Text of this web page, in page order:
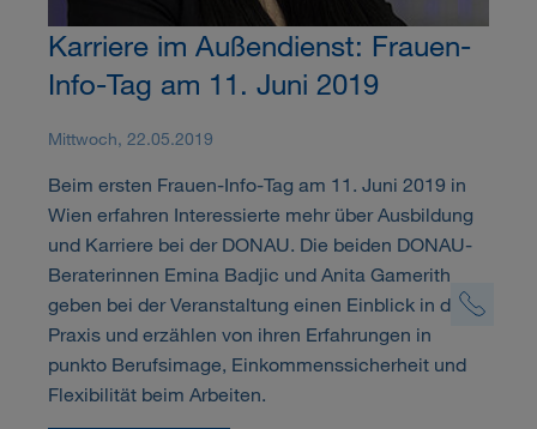
Karriere im Außendienst: Frauen-
Info-Tag am 11. Juni 2019
Mittwoch, 22.05.2019
Beim ersten Frauen-Info-Tag am 11. Juni 2019 in
Wien erfahren Interessierte mehr über Ausbildung
und Karriere bei der DONAU. Die beiden DONAU-
Beraterinnen Emina Badjic und Anita Gamerith
geben bei der Veranstaltung einen Einblick in die
Praxis und erzählen von ihren Erfahrungen in
punkto Berufsimage, Einkommenssicherheit und
Flexibilität beim Arbeiten.